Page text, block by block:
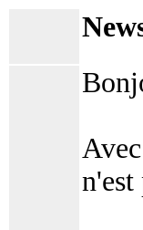
n'est